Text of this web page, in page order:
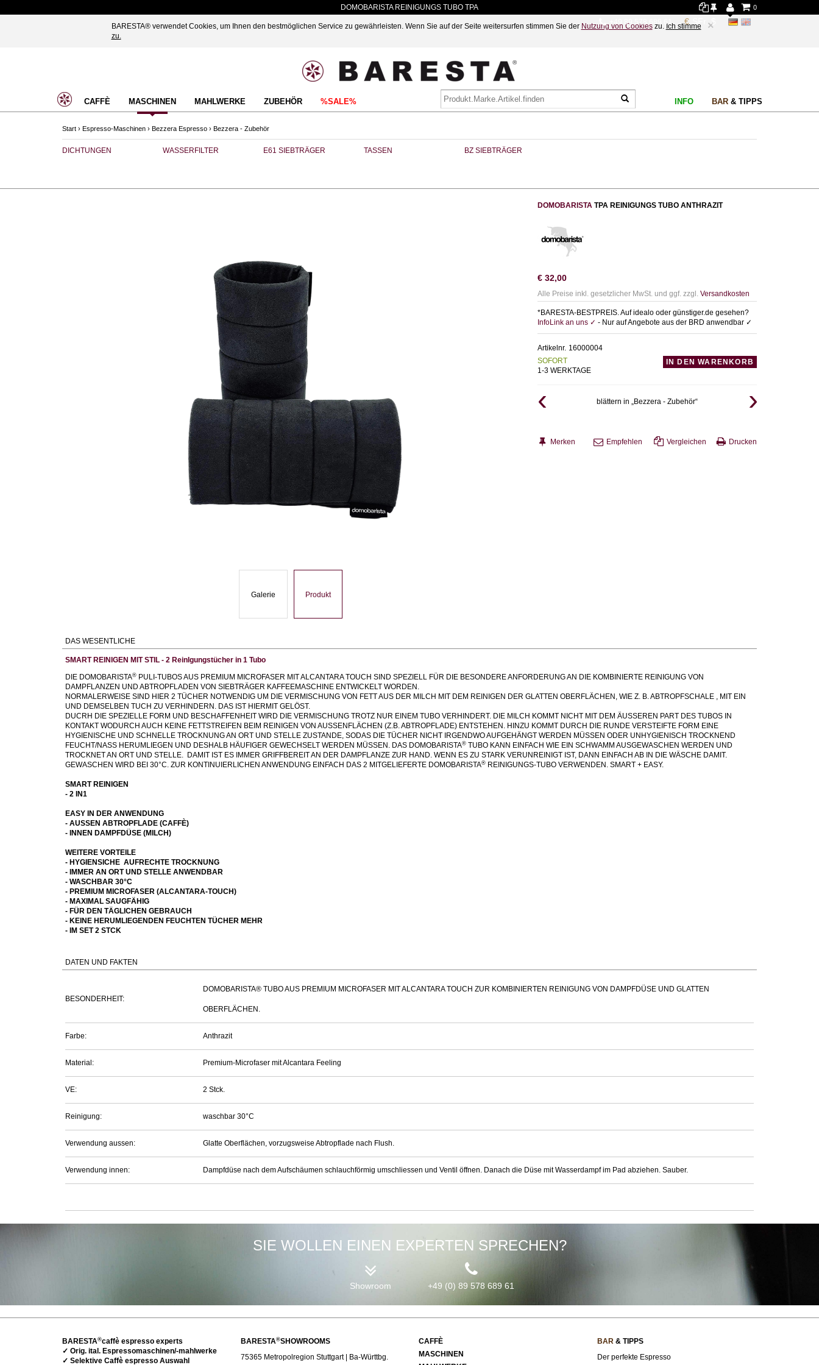
BARESTA® verwendet Cookies, um Ihnen den bestmöglichen Service zu gewährleisten. Wenn Sie auf der Seite weitersurfen stimmen Sie der Nutzung von Cookieszu. Ich stimme
zu.
×
DOMOBARISTA REINIGUNGS TUBO TPA 0
+49 89 578 689 61
CAFFÈ MASCHINEN MAHLWERKE ZUBEHÖR %SALE% BAR& TIPPS
INFO
Start › Espresso-Maschinen › Bezzera Espresso › Bezzera - Zubehör
DICHTUNGEN WASSERFILTER E61 SIEBTRÄGER TASSEN BZ SIEBTRÄGER
Galerie Produkt
DOMOBARISTA TPA REINIGUNGS TUBO ANTHRAZIT
€ 32,00
Alle Preise inkl. gesetzlicher MwSt. und ggf. zzgl. Versandkosten
*BARESTA-BESTPREIS. Auf idealo oder günstiger.de gesehen?
InfoLink an uns ✓ - Nur auf Angebote aus der BRD anwendbar ✓
Artikelnr. 16000004
SOFORT
1-3 WERKTAGE
IN DEN WARENKORB
blättern in „Bezzera - Zubehör“
Merken Empfehlen Vergleichen Drucken
DAS WESENTLICHE
SMART REINIGEN MIT STIL - 2 ReinIgungstücher in 1 Tubo
DIE DOMOBARISTA® PULI-TUBOS AUS PREMIUM MICROFASER MIT ALCANTARA TOUCH SIND SPEZIELL FÜR DIE BESONDERE ANFORDERUNG AN DIE KOMBINIERTE REINIGUNG VON
DAMPFLANZEN UND ABTROPFLADEN VON SIEBTRÄGER KAFFEEMASCHINE ENTWICKELT WORDEN.
NORMALERWEISE SIND HIER 2 TÜCHER NOTWENDIG UM DIE VERMISCHUNG VON FETT AUS DER MILCH MIT DEM REINIGEN DER GLATTEN OBERFLÄCHEN, WIE Z. B. ABTROPFSCHALE , MIT EIN
UND DEMSELBEN TUCH ZU VERHINDERN. DAS IST HIERMIT GELÖST.
DUCRH DIE SPEZIELLE FORM UND BESCHAFFENHEIT WIRD DIE VERMISCHUNG TROTZ NUR EINEM TUBO VERHINDERT. DIE MILCH KOMMT NICHT MIT DEM ÄUSSEREN PART DES TUBOS IN
KONTAKT WODURCH AUCH KEINE FETTSTREIFEN BEIM REINIGEN VON AUSSENFLÄCHEN (Z.B. ABTROPFLADE) ENTSTEHEN. HINZU KOMMT DURCH DIE RUNDE VERSTEIFTE FORM EINE
HYGIENISCHE UND SCHNELLE TROCKNUNG AN ORT UND STELLE ZUSTANDE, SODAS DIE TÜCHER NICHT IRGENDWO AUFGEHÄNGT WERDEN MÜSSEN ODER UNHYGIENISCH TROCKNEND
FEUCHT/NASS HERUMLIEGEN UND DESHALB HÄUFIGER GEWECHSELT WERDEN MÜSSEN. DAS DOMOBARISTA® TUBO KANN EINFACH WIE EIN SCHWAMM AUSGEWASCHEN WERDEN UND
TROCKNET AN ORT UND STELLE. DAMIT IST ES IMMER GRIFFBEREIT AN DER DAMPFLANZE ZUR HAND. WENN ES ZU STARK VERUNREINIGT IST, DANN EINFACH AB IN DIE WÄSCHE DAMIT.
GEWASCHEN WIRD BEI 30°C. ZUR KONTINUIERLICHEN ANWENDUNG EINFACH DAS 2 MITGELIEFERTE DOMOBARISTA® REINIGUNGS-TUBO VERWENDEN. SMART + EASY.
SMART REINIGEN
- 2 IN1
EASY IN DER ANWENDUNG
- AUSSEN ABTROPFLADE (CAFFÈ)
- INNEN DAMPFDÜSE (MILCH)
WEITERE VORTEILE
- HYGIENSICHE AUFRECHTE TROCKNUNG
- IMMER AN ORT UND STELLE ANWENDBAR
- WASCHBAR 30°C
- PREMIUM MICROFASER (ALCANTARA-TOUCH)
- MAXIMAL SAUGFÄHIG
- FÜR DEN TÄGLICHEN GEBRAUCH
- KEINE HERUMLIEGENDEN FEUCHTEN TÜCHER MEHR
- IM SET 2 STCK
DATEN UND FAKTEN
BESONDERHEIT:
DOMOBARISTA® TUBO AUS PREMIUM MICROFASER MIT ALCANTARA TOUCH ZUR KOMBINIERTEN REINIGUNG VON DAMPFDÜSE UND GLATTEN
OBERFLÄCHEN.
Farbe: Anthrazit
Material: Premium-Microfaser mit Alcantara Feeling
VE: 2 Stck.
Reinigung: waschbar 30°C
Verwendung aussen: Glatte Oberflächen, vorzugsweise Abtropflade nach Flush.
Verwendung innen: Dampfdüse nach dem Aufschäumen schlauchförmig umschliessen und Ventil öffnen. Danach die Düse mit Wasserdampf im Pad abziehen. Sauber.
SIE WOLLEN EINEN EXPERTEN SPRECHEN?
Showroom +49 (0) 89 578 689 61
BARESTA®caffè espresso experts
✓ Orig. ital. Espressomaschinen/-mahlwerke
✓ Selektive Caffè espresso Auswahl
BARESTA®SHOWROOMS
75365 Metropolregion Stuttgart | Ba-Württbg.
CAFFÈ
MASCHINEN
BAR& TIPPS
Der perfekte Espresso